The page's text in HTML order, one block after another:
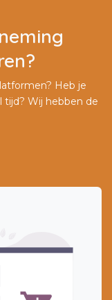
Heb je
tijd? Wij hebben de